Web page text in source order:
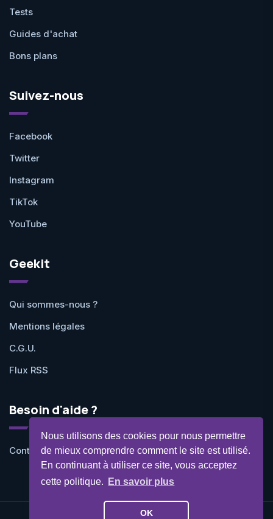
Nous utilisons des cookies pour nous permettre
de mieux comprendre comment le site est utilisé.
En continuant à utiliser ce site, vous acceptez
cette politique.
En savoir plus
OK
Tests
Guides d'achat
Bons plans
Suivez-nous
Facebook
Twitter
Instagram
TikTok
YouTube
Geekit
Qui sommes-nous ?
Mentions légales
C.G.U.
Flux RSS
Besoin d'aide ?
Contactez-nous